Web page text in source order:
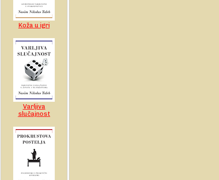
Koža u igri
Varljiva
slučajnost